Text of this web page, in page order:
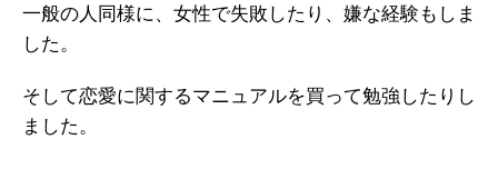
一般の人同様に、女性で失敗したり、嫌な経験もしま
した。
そして恋愛に関するマニュアルを買って勉強したりし
ました。